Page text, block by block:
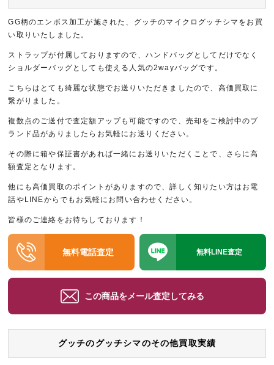
GG柄のエンボス加工が施された、グッチのマイクログッチシマをお買
い取りいたしました。
ストラップが付属しておりますので、ハンドバッグとしてだけでなく
ショルダーバッグとしても使える人気の2wayバッグです。
こちらはとても綺麗な状態でお送りいただきましたので、高価買取に
繋がりました。
複数点のご送付で査定額アップも可能ですので、売却をご検討中のブ
ランド品がありましたらお気軽にお送りください。
その際に箱や保証書があれば一緒にお送りいただくことで、さらに高
額査定となります。
他にも高価買取のポイントがありますので、詳しく知りたい方はお電
話やLINEからでもお気軽にお問い合わせください。
皆様のご連絡をお待ちしております！
無料電話査定 無料LINE査定
この商品をメール査定してみる
グッチのグッチシマのその他買取実績